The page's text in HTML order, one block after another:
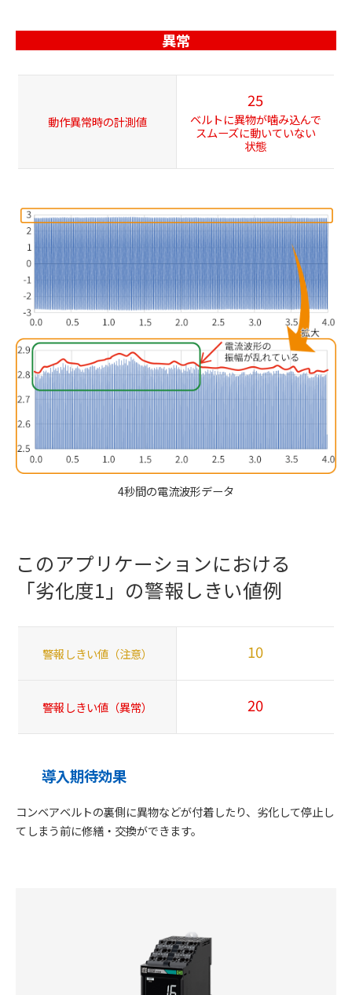
異常
動作異常時の計測値
25
ベルトに異物が噛み込んで
スムーズに動いていない
状態
4秒間の電流波形データ
このアプリケーションにおける
「劣化度1」の警報しきい値例
警報しきい値（注意） 10
警報しきい値（異常） 20
導入期待効果
コンベアベルトの裏側に異物などが付着したり、劣化して停止し
てしまう前に修繕・交換ができます。